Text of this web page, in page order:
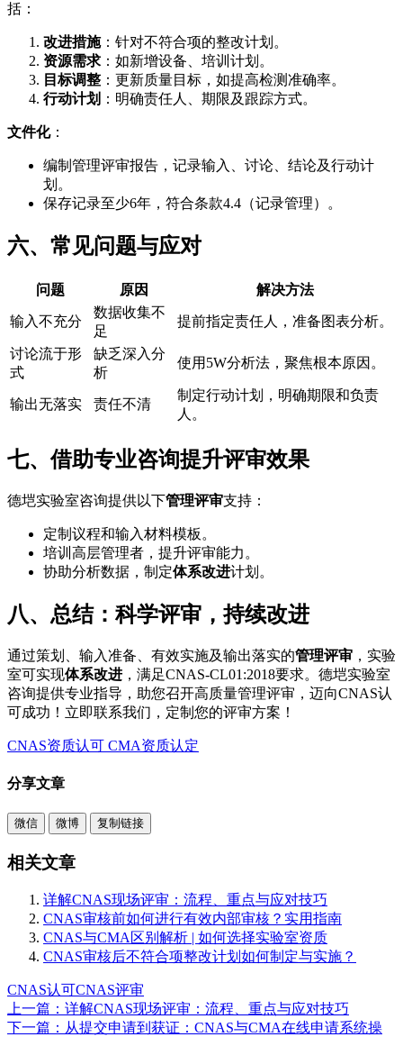
括：
改进措施：针对不符合项的整改计划。
资源需求 ：如新增设备、培训计划。
目标调整 ：更新质量目标，如提高检测准确率。
行动计划 ：明确责任人、期限及跟踪方式。
文件化：
编制管理评审报告，记录输入、讨论、结论及行动计
划。
保存记录至少6年，符合条款4.4（记录管理）。
六、常见问题与应对
问题 原因 解决方法
输入不充分
数据收集不
足
提前指定责任人，准备图表分析。
讨论流于形
式
缺乏深入分
析
使用5W分析法，聚焦根本原因。
输出无落实 责任不清
制定行动计划，明确期限和负责
人。
七、借助专业咨询提升评审效果
德垲实验室咨询提供以下管理评审支持：
定制议程和输入材料模板。
培训高层管理者，提升评审能力。
协助分析数据，制定体系改进计划。
八、总结：科学评审，持续改进
通过策划、输入准备、有效实施及输出落实的管理评审 ，实验
室可实现体系改进 ，满足CNAS-CL01:2018要求。德垲实验室
咨询提供专业指导，助您召开高质量管理评审，迈向CNAS认
可成功！立即联系我们，定制您的评审方案！
CNAS资质认可 CMA资质认定
分享文章
微信 微博 复制链接
相关文章
详解CNAS现场评审：流程、重点与应对技巧
CNAS审核前如何进行有效内部审核？实用指南
CNAS与CMA区别解析 | 如何选择实验室资质
CNAS审核后不符合项整改计划如何制定与实施？
CNAS认可 CNAS评审
上一篇：详解CNAS现场评审：流程、重点与应对技巧
下一篇：从提交申请到获证：CNAS与CMA在线申请系统操